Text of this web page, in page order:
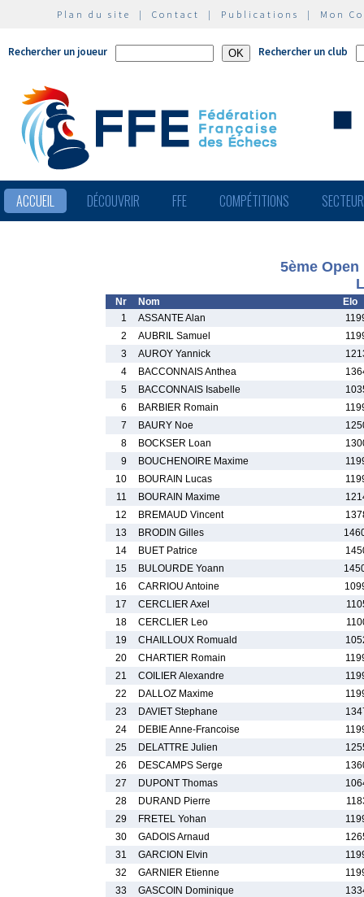
Plan du site | Contact | Publications | Mon
Rechercher un joueur Rechercher un club
ACCUEIL DÉCOUVRIR FFE COMPÉTITIONS
5ème
Nr Nom
Elo
1
ASSANTE Alan
2
AUBRIL Samuel
3
AUROY Yannick
4
BACCONNAIS Anthea
5
BACCONNAIS Isabelle
6
BARBIER Romain
7
BAURY Noe
8
BOCKSER Loan
9
BOUCHENOIRE Maxime
10
BOURAIN Lucas
11
BOURAIN Maxime
12
BREMAUD Vincent
13
BRODIN Gilles
14
BUET Patrice
15
BULOURDE Yoann
16
CARRIOU Antoine
17
CERCLIER Axel
18
CERCLIER Leo
19
CHAILLOUX Romuald
20
CHARTIER Romain
21
COILIER Alexandre
22
DALLOZ Maxime
23
DAVIET Stephane
24
DEBIE Anne-Francoise
25
DELATTRE Julien
26
DESCAMPS Serge
27
DUPONT Thomas
28
DURAND Pierre
29
FRETEL Yohan
30
GADOIS Arnaud
31
GARCION Elvin
32
GARNIER Etienne
33
GASCOIN Dominique